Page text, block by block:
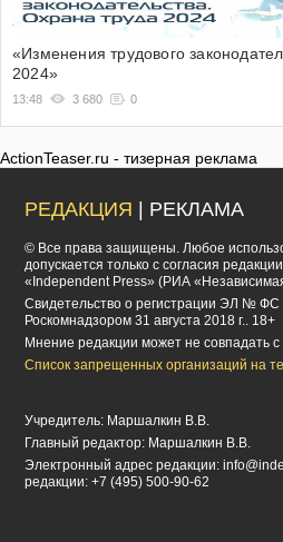
«Изменения трудового
2024»
13:48 3 680 0
ActionTeaser.ru - тизерная реклама
РЕДАКЦИЯ | РЕКЛАМА
© Все права защищены. Любое
допускается только с согласия
«Independent Press» (РИА
Cвидетельство о регистрации ЭЛ №
Роскомнадзором 31 августа 2018 г.. 18+
Мнение редакции может не совпадать с
Список запрещенных организаций на
Учредитель: Маршалкин В.В.
Главный редактор: Маршалкин В.В.
Электронный адрес редакции:
редакции: +7 (495) 500-90-62